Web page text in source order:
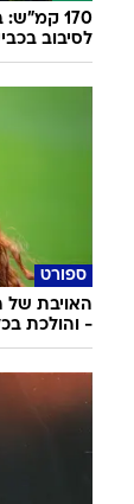
לסיבוב
ספורט
האויבת של
- והולכת